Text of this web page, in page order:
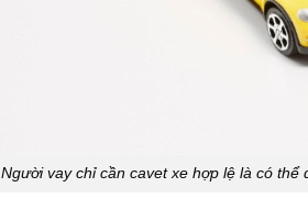
Người vay chỉ cần cavet xe hợp lệ là có thể